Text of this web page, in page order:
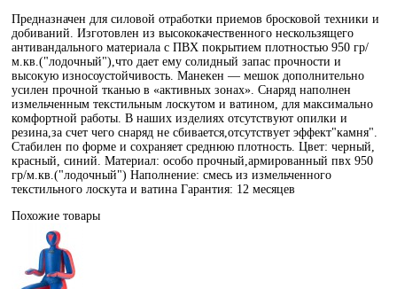
Предназначен для силовой отработки приемов бросковой техники и
добиваний. Изготовлен из высококачественного нескользящего
антивандального материала с ПВХ покрытием плотностью 950 гр/
м.кв.("лодочный"),что дает ему солидный запас прочности и
высокую износоустойчивость. Манекен — мешок дополнительно
усилен прочной тканью в «активных зонах». Снаряд наполнен
измельченным текстильным лоскутом и ватином, для максимально
комфортной работы. В наших изделиях отсутствуют опилки и
резина,за счет чего снаряд не сбивается,отсутствует эффект"камня".
Стабилен по форме и сохраняет среднюю плотность. Цвет: черный,
красный, синий. Материал: особо прочный,армированный пвх 950
гр/м.кв.("лодочный") Наполнение: смесь из измельченного
текстильного лоскута и ватина Гарантия: 12 месяцев
Похожие товары